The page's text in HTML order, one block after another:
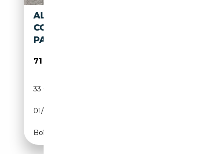
ALPINA B4 ALPINA GRAN
COUPE HUD STANDHZG AHK
PANODACH NAVI L
71 988€
33 683 km
01/2023
Boîte automatique